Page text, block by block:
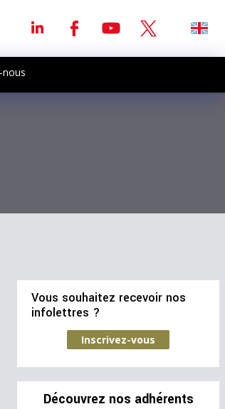
Vous souhaitez recevoir nos
infolettres ?
Inscrivez-vous
Découvrez nos adhérents